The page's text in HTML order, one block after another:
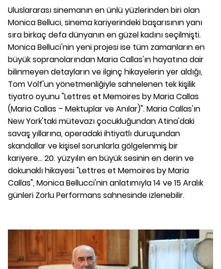
Uluslararası sinemanın en ünlü yüzlerinden biri olan
Monica Belluci, sinema kariyerindeki başarısının yanı
sıra birkaç defa dünyanın en güzel kadını seçilmişti.
Monica Belluci'nin yeni projesi ise tüm zamanların en
büyük sopranolarından Maria Callas'ın hayatına dair
bilinmeyen detayların ve ilginç hikayelerin yer aldığı,
Tom Volf'un yönetmenliğiyle sahnelenen tek kişilik
tiyatro oyunu "Lettres et Memoires by Maria Callas
(Maria Callas – Mektuplar ve Anılar)". Maria Callas'ın
New York'taki mütevazı çocukluğundan Atina'daki
savaş yıllarına, operadaki ihtiyatlı duruşundan
skandallar ve kişisel sorunlarla gölgelenmiş bir
kariyere... 20. yüzyılın en büyük sesinin en derin ve
dokunaklı hikayesi "Lettres et Memoires by Maria
Callas", Monica Bellucci'nin anlatımıyla 14 ve 15 Aralık
günleri Zorlu Performans sahnesinde izlenebilir.